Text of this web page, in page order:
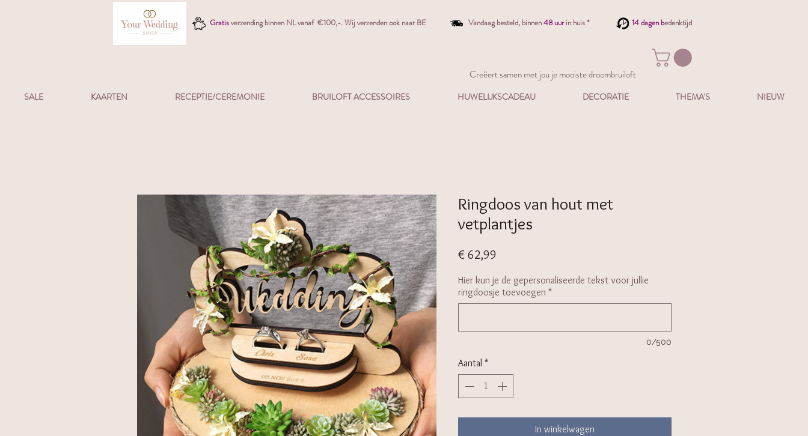
Gratisverzending binnen NL vanaf €100,-. Wij verzenden ook naar BE Vandaag besteld, binnen48 uur in huis * 14 dagen bedenktijd
Creëert samen met jou je mooiste droombruiloft
SALE KAARTEN RECEPTIE/CEREMONIE BRUILOFT ACCESSOIRES HUWELIJKSCADEAU DECORATIE THEMA'S NIEUW
Ringdoos van hout met
vetplantjes
€ 62,99
Hier kun je de gepersonaliseerde tekst voor jullie
ringdoosje toevoegen *
0/500
Aantal *
In winkelwagen